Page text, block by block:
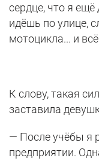
сердце, что я
идёшь по улице,
мотоцикла... и
К слову, такая
заставила
— После учёбы я
предприятии.